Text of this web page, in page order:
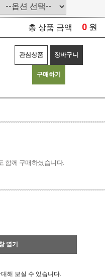
총 상품 금액 0 원
관심상품 장바구니
구매하기
함께 구매하셨습니다.
열기
해 보실 수 있습니다.